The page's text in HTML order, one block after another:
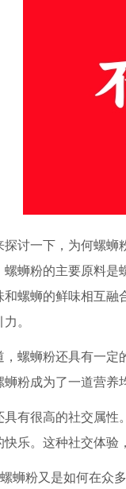
讨一下，为何螺蛳
螺蛳粉的主要原料是
和螺蛳的鲜味相互
。
，螺蛳粉还具有一
粉成为了一道营养
具有很高的社交属性
乐。这种社交体验
螺蛳粉又是如何在众